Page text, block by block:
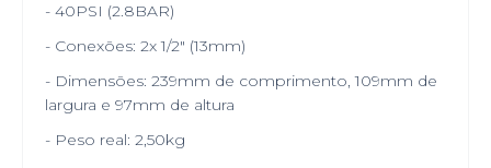
- 40PSI (2.8BAR)
- Conexões: 2x 1/2" (13mm)
- Dimensões: 239mm de comprimento, 109mm de
largura e 97mm de altura
- Peso real: 2,50kg